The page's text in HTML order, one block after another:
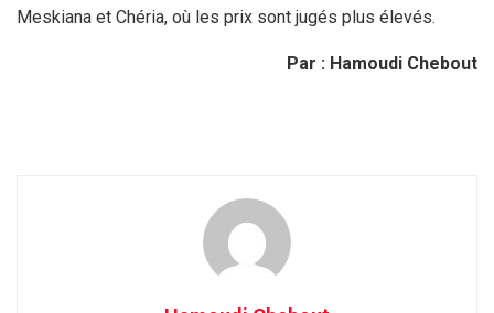
Meskiana et Chéria, où les prix sont jugés plus élevés.
Par : Hamoudi Chebout